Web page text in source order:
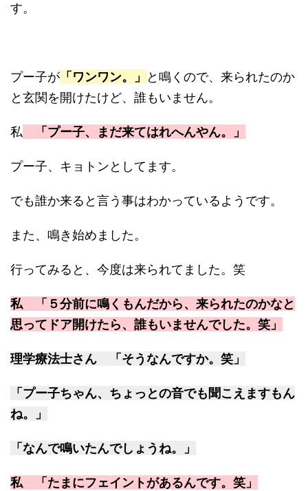
す。
プー子が 「ワンワン。」
と鳴くので、来られたのか
と玄関を開けたけど、誰もいません。
私 「プー子、まだ来てはれへんやん。」
プー子、キョトンとしてます。
でも誰か来ると言う事はわかっているようです。
また、鳴き始めました。
行ってみると、今度は来られてました。笑
私 「５分前に鳴くもんだから、来られたのかなと
思ってドア開けたら、誰もいませんでした。笑」
理学療法士さん 「そうなんですか。笑」
「プー子ちゃん、ちょっとの音でも聞こえますもん
ね。」
「なんで鳴いたんでしょうね。」
私 「たまにフェイントがあるんです。笑」